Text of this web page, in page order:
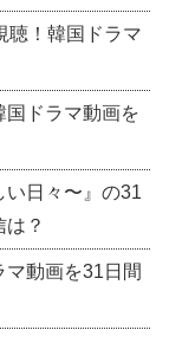
聴！韓国ドラマ
国ドラマ動画を
い日々〜』の31
？
マ動画を31日間